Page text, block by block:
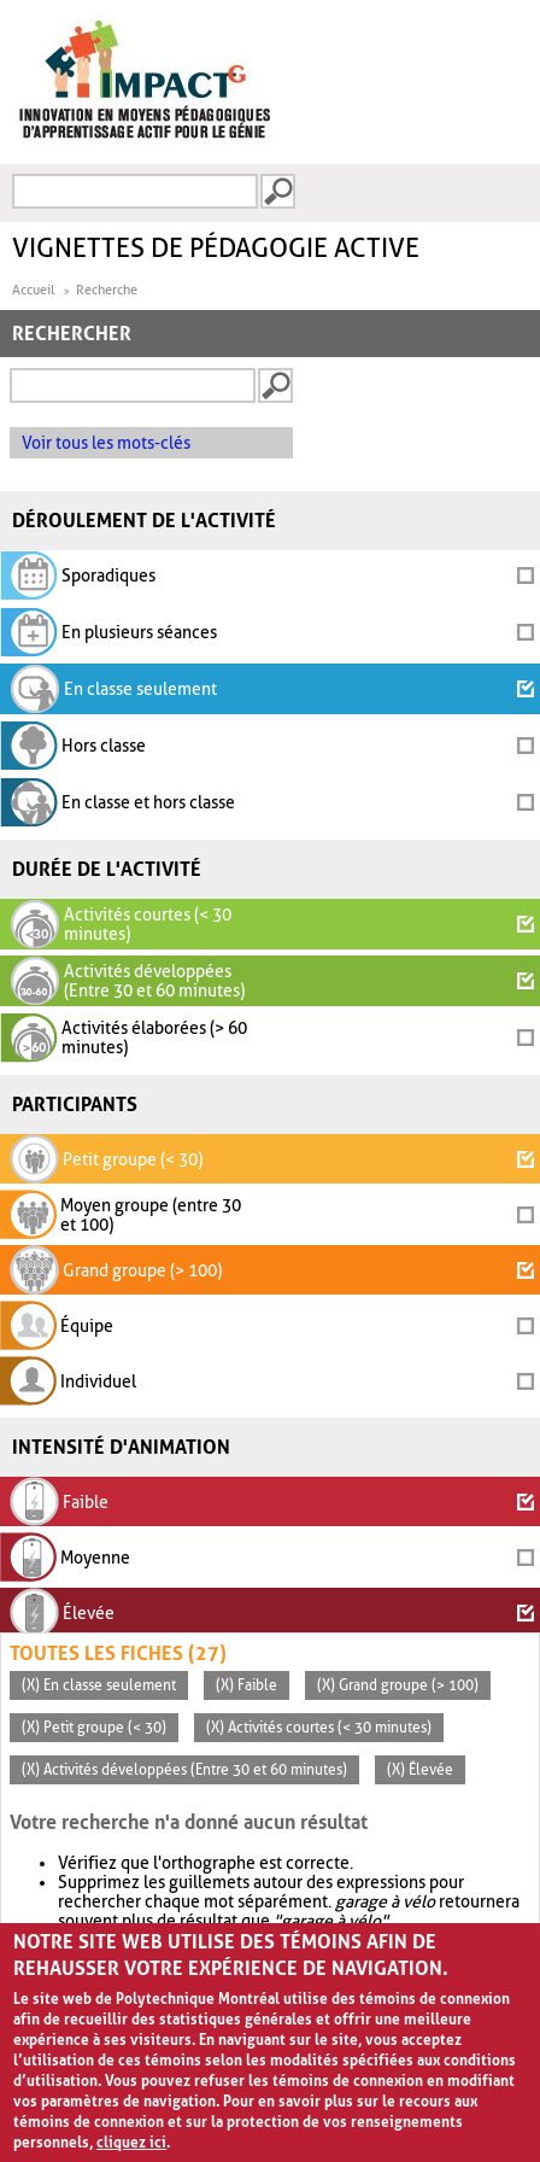
FORMULAIRE DE
VIGNETTES DE PÉDAGOGIE ACTIVE
Accueil Recherche
RECHERCHER
Voir tous les mots-clés
DÉROULEMENT DE L'ACTIVITÉ
Sporadiques
En plusieurs séances
En classe seulement
Hors classe
En classe et hors classe
DURÉE DE L'ACTIVITÉ
Activités courtes (< 30
minutes)
Activités développées
(Entre 30 et 60 minutes)
Activités élaborées (> 60
minutes)
PARTICIPANTS
Petit groupe (< 30)
Moyen groupe (entre 30
et 100)
Grand groupe (> 100)
Équipe
Individuel
INTENSITÉ D'ANIMATION
Faible
Moyenne
Élevée
TOUTES LES FICHES (27)
(X) En classe seulement (X) Faible (X) Grand groupe (> 100)
(X) Petit groupe (< 30) (X) Activités courtes (< 30 minutes)
(X) Activités développées (Entre 30 et 60 minutes) (X) Élevée
Votre recherche n'a donné aucun résultat
Vérifiez que l'orthographe est correcte.
Supprimez les guillemets autour des expressions pour
rechercher chaque mot séparément. garage à véloretournera
souvent plus de résultat que"garage à vélo".
Envisagez d'élargir votre recherche avec OR.garage OR vélo
retournera souvent plus de résultat quegarage à vélo
NOTRE SITE WEB UTILISE DES TÉMOINS AFIN DE
REHAUSSER VOTRE EXPÉRIENCE DE NAVIGATION.
Le site web de Polytechnique Montréal utilise des témoins de connexion
afin de recueillir des statistiques générales et offrir une meilleure
expérience à ses visiteurs. En naviguant sur le site, vous acceptez
l’utilisation de ces témoins selon les modalités spécifiées aux conditions
d’utilisation. Vous pouvez refuser les témoins de connexion en modifiant
vos paramètres de navigation. Pour en savoir plus sur le recours aux
témoins de connexion et sur la protection de vos renseignements
personnels,cliquez ici.